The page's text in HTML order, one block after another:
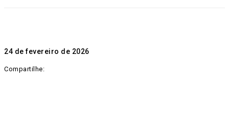
24 de fevereiro de 2026
Compartilhe: